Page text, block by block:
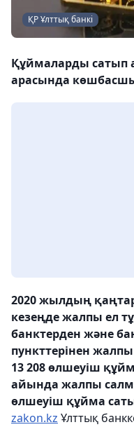
ҚР Ұлттық банкі
Құймаларды сатып
арасында
2020 жылдың
кезеңде жалпы ел
банктерден және
пункттерінен
13 208 өлшеуіш
айында жалпы
өлшеуіш құйма
zakon.kz Ұлттық